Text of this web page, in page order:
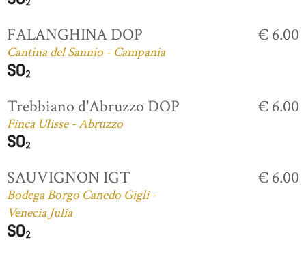
FALANGHINA DOP
Cantina del Sannio - Campania
€ 6.00
Trebbiano d'Abruzzo DOP
Finca Ulisse - Abruzzo
€ 6.00
SAUVIGNON IGT
Bodega Borgo Canedo Gigli -
Venecia Julia
€ 6.00